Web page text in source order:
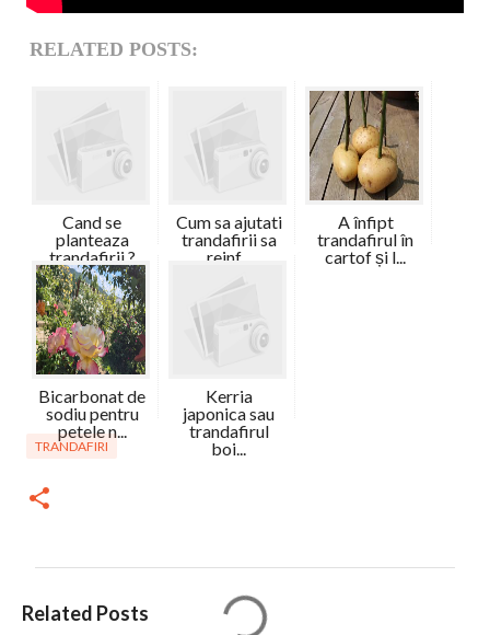
RELATED POSTS:
Cand se
planteaza
trandafirii ?
Cum sa ajutati
trandafirii sa
reinf...
A înfipt
trandafirul în
cartof și l...
Bicarbonat de
sodiu pentru
petele n...
Kerria
japonica sau
trandafirul
boi...
TRANDAFIRI
Related Posts
C